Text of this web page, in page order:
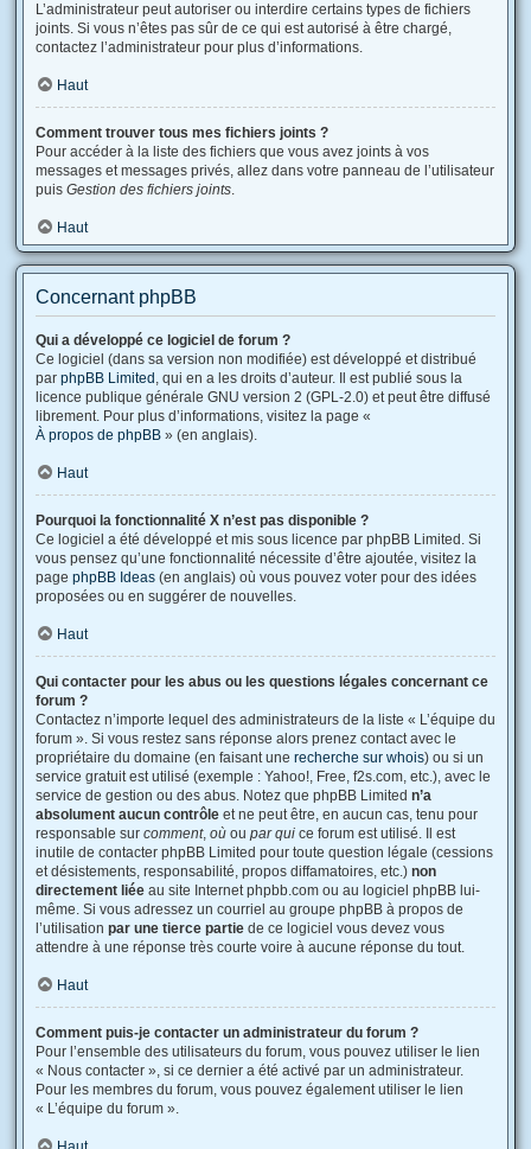
L’administrateur peut autoriser ou interdire certains types de fichiers
joints. Si vous n’êtes pas sûr de ce qui est autorisé à être chargé,
contactez l’administrateur pour plus d’informations.
Haut
Comment trouver tous mes fichiers joints ?
Pour accéder à la liste des fichiers que vous avez joints à vos
messages et messages privés, allez dans votre panneau de l’utilisateur
puis Gestion des fichiers joints.
Haut
Concernant phpBB
Qui a développé ce logiciel de forum ?
Ce logiciel (dans sa version non modifiée) est développé et distribué
par phpBB Limited , qui en a les droits d’auteur. Il est publié sous la
licence publique générale GNU version 2 (GPL-2.0) et peut être diffusé
librement. Pour plus d’informations, visitez la page «
À propos de phpBB » (en anglais).
Haut
Pourquoi la fonctionnalité X n’est pas disponible ?
Ce logiciel a été développé et mis sous licence par phpBB Limited. Si
vous pensez qu’une fonctionnalité nécessite d’être ajoutée, visitez la
page phpBB Ideas (en anglais) où vous pouvez voter pour des idées
proposées ou en suggérer de nouvelles.
Haut
Qui contacter pour les abus ou les questions légales concernant ce
forum ?
Contactez n’importe lequel des administrateurs de la liste « L’équipe du
forum ». Si vous restez sans réponse alors prenez contact avec le
propriétaire du domaine (en faisant une recherche sur whois) ou si un
service gratuit est utilisé (exemple : Yahoo!, Free, f2s.com, etc.), avec le
service de gestion ou des abus. Notez que phpBB Limited n’a
absolument aucun contrôle et ne peut être, en aucun cas, tenu pour
responsable sur comment, où ou par qui ce forum est utilisé. Il est
inutile de contacter phpBB Limited pour toute question légale (cessions
et désistements, responsabilité, propos diffamatoires, etc.) non
directement liée au site Internet phpbb.com ou au logiciel phpBB lui-
même. Si vous adressez un courriel au groupe phpBB à propos de
l’utilisation par une tierce partie de ce logiciel vous devez vous
attendre à une réponse très courte voire à aucune réponse du tout.
Haut
Comment puis-je contacter un administrateur du forum ?
Pour l’ensemble des utilisateurs du forum, vous pouvez utiliser le lien
« Nous contacter », si ce dernier a été activé par un administrateur.
Pour les membres du forum, vous pouvez également utiliser le lien
« L’équipe du forum ».